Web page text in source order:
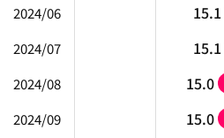
2024/06 15.1
2024/07 15.1
2024/08 15.0
2024/09 15.0